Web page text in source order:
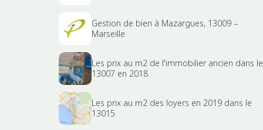
Gestion de bien à Mazargues, 13009 –
Marseille
Les prix au m2 de l'immobilier ancien dans le
13007 en 2018
Les prix au m2 des loyers en 2019 dans le
13015